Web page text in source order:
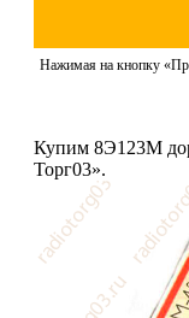
Нажимая на кнопку
Купим 8Э123М
Торг03».